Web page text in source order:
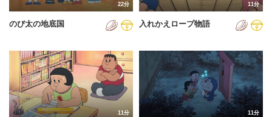
22分
のび太の地底国
11分
入れかえロープ物語
11分 11分